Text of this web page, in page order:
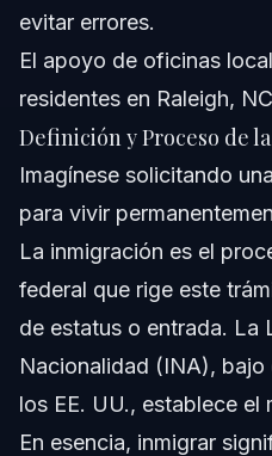
evitar errores.
El apoyo de oficinas
residentes en Raleigh,
Definición y Proceso de
Imagínese solicitando
para vivir
La inmigración es el
federal que rige este
de estatus o entrada. La
Nacionalidad (INA),
los EE. UU., establece el
En esencia, inmigrar